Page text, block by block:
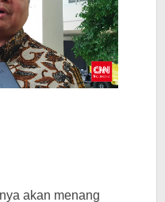
akan menang